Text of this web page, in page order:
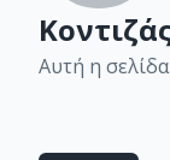
Αυτή η